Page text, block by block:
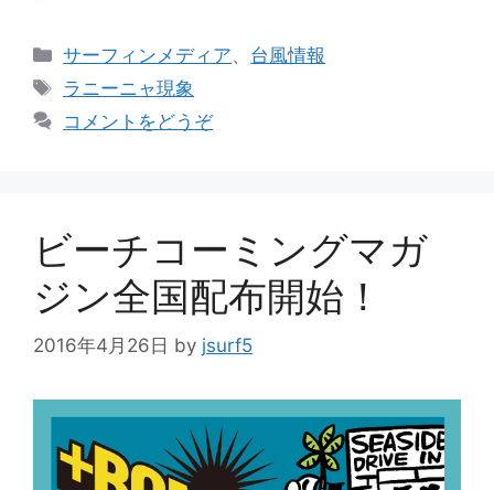
カ
テ
リ
サーフィンメディア、 台風情報
タ
グ
ラニーニャ現象
コメントをどうぞ
ビーチコーミングマガ
ジン全国配布開始！
2016年4月26日 by jsurf5